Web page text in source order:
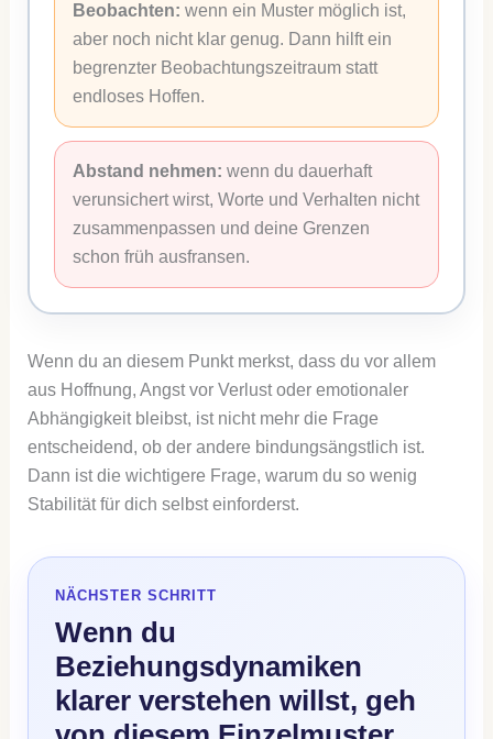
Beobachten: wenn ein Muster möglich ist,
aber noch nicht klar genug. Dann hilft ein
begrenzter Beobachtungszeitraum statt
endloses Hoffen.
Abstand nehmen: wenn du dauerhaft
verunsichert wirst, Worte und Verhalten nicht
zusammenpassen und deine Grenzen
schon früh ausfransen.
Wenn du an diesem Punkt merkst, dass du vor allem
aus Hoffnung, Angst vor Verlust oder emotionaler
Abhängigkeit bleibst, ist nicht mehr die Frage
entscheidend, ob der andere bindungsängstlich ist.
Dann ist die wichtigere Frage, warum du so wenig
Stabilität für dich selbst einforderst.
NÄCHSTER SCHRITT
Wenn du
Beziehungsdynamiken
klarer verstehen willst, geh